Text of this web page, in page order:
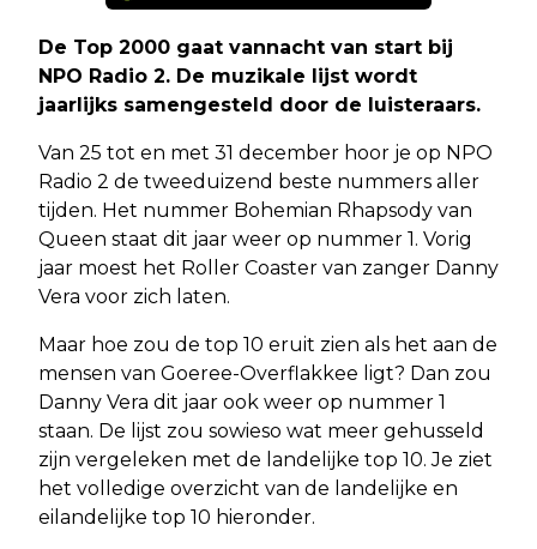
De Top 2000 gaat vannacht van start bij
NPO Radio 2. De muzikale lijst wordt
jaarlijks samengesteld door de luisteraars.
Van 25 tot en met 31 december hoor je op NPO
Radio 2 de tweeduizend beste nummers aller
tijden. Het nummer Bohemian Rhapsody van
Queen staat dit jaar weer op nummer 1. Vorig
jaar moest het Roller Coaster van zanger Danny
Vera voor zich laten.
Maar hoe zou de top 10 eruit zien als het aan de
mensen van Goeree-Overflakkee ligt? Dan zou
Danny Vera dit jaar ook weer op nummer 1
staan. De lijst zou sowieso wat meer gehusseld
zijn vergeleken met de landelijke top 10. Je ziet
het volledige overzicht van de landelijke en
eilandelijke top 10 hieronder.